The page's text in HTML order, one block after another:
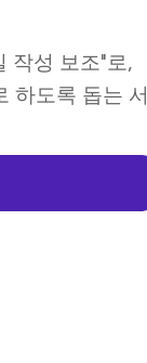
작성 보조"로,
하도록 돕는 서